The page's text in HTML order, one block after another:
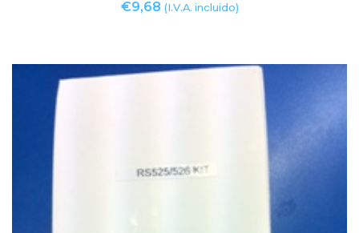
€9,68 (I.V.A. incluido)